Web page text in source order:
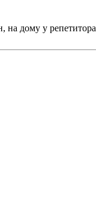
на дому у репетитора